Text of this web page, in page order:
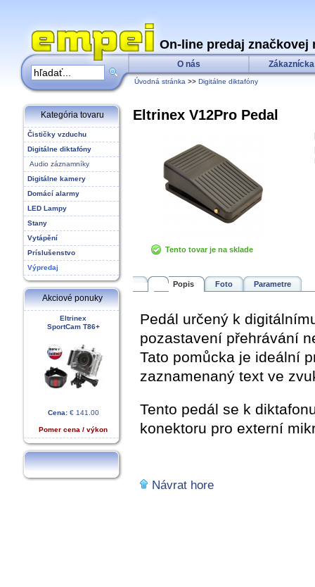
On-line predaj
O nás
Úvodná stránka >> Digitálne diktafóny
Kategória tovaru
Čističky vzduchu
Digitálne diktafóny
Audio záznamníky
Digitálne kamery
Domácí alarmy
LED Lampy
Stany
Vytápění
Príslušenstvo
Výpredaj
Akciové ponuky
Eltrinex
SportCam T86+
Cena:€ 141.00
Pomer cena / výkon
Eltrinex V12Pro Pedal
Tento tovar je na sklade
Popis Foto Parametre
Pedál určený k
pozastavení přehrávání
Tato pomůcka je ideální
zaznamenaný text ve
Tento pedál se k
konektoru pro externí
Návrat hore